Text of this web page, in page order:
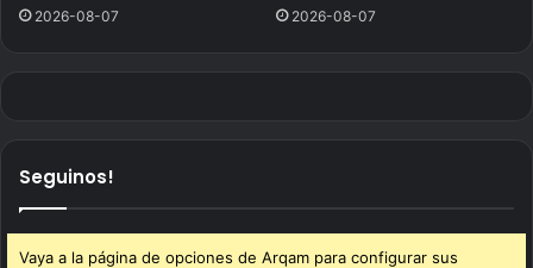
2026-08-07 2026-08-07
Seguinos!
Vaya a la página de opciones de Arqam para configurar sus